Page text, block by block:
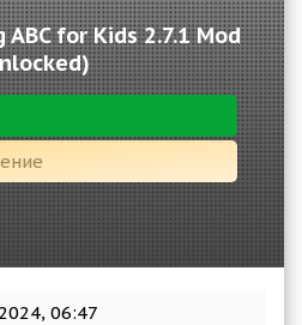
for Kids 2.7.1 Mod
06:47